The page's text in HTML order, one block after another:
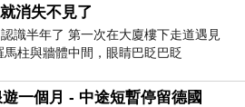
消失不見了
識半年了 第一次在大廈樓下走道遇見
柱與牆體中間，眼睛巴眨巴眨
遊一個月 - 中途短暫停留德國